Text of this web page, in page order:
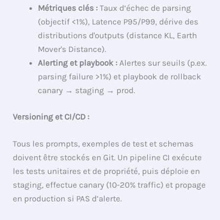
Métriques clés : Taux d’échec de parsing
(objectif <1%), Latence P95/P99, dérive des
distributions d'outputs (distance KL, Earth
Mover's Distance).
Alerting et playbook : Alertes sur seuils (p.ex.
parsing failure >1%) et playbook de rollback
canary → staging → prod.
Versioning et CI/CD :
Tous les prompts, exemples de test et schemas
doivent être stockés en Git. Un pipeline CI exécute
les tests unitaires et de propriété, puis déploie en
staging, effectue canary (10-20% traffic) et propage
en production si PAS d’alerte.